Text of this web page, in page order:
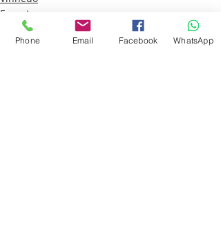
Esporte
Cultura
Phone Email Facebook WhatsApp